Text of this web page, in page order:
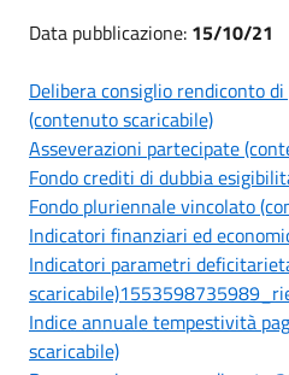
Data pubblicazione: 15/10/21
Delibera consiglio rendiconto
(contenuto scaricabile)
Asseverazioni partecipate
Fondo crediti di dubbia
Fondo pluriennale vincolato
Indicatori finanziari ed
Indicatori parametri
scaricabile)
Indice annuale tempestività
scaricabile)